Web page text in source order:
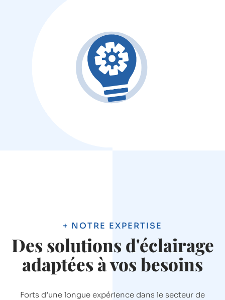
+ NOTRE EXPERTISE
Des solutions d'éclairage
adaptées à vos besoins
Forts d’une longue expérience dans le secteur de